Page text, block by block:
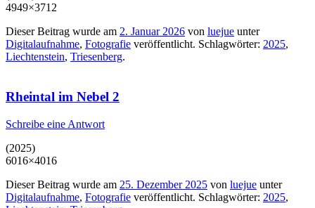
4949×3712
Dieser Beitrag wurde am 2. Januar 2026 von luejue unter
Digitalaufnahme, Fotografie veröffentlicht. Schlagwörter: 2025,
Liechtenstein, Triesenberg.
Rheintal im Nebel 2
Schreibe eine Antwort
(2025)
6016×4016
Dieser Beitrag wurde am 25. Dezember 2025 von luejue unter
Digitalaufnahme, Fotografie veröffentlicht. Schlagwörter: 2025,